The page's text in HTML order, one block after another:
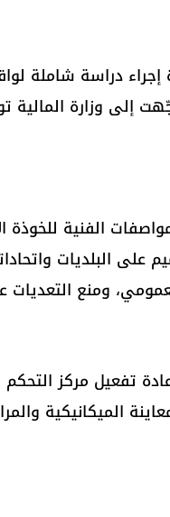
إجراء دراسة شاملة
إلى وزارة
الفنية
على البلديات
ومنع التعديات
تفعيل مركز التحكم
الميكانيكية